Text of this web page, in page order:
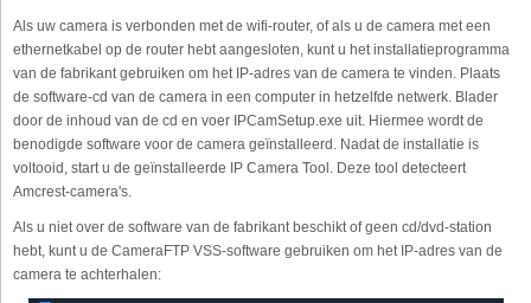
Als uw camera is verbonden met de wifi-router, of als u de camera met een
ethernetkabel op de router hebt aangesloten, kunt u het installatieprogramma
van de fabrikant gebruiken om het IP-adres van de camera te vinden. Plaats
de software-cd van de camera in een computer in hetzelfde netwerk. Blader
door de inhoud van de cd en voer IPCamSetup.exe uit. Hiermee wordt de
benodigde software voor de camera geïnstalleerd. Nadat de installatie is
voltooid, start u de geïnstalleerde IP Camera Tool. Deze tool detecteert
Amcrest-camera's.
Als u niet over de software van de fabrikant beschikt of geen cd/dvd-station
hebt, kunt u de CameraFTP VSS-software gebruiken om het IP-adres van de
camera te achterhalen: